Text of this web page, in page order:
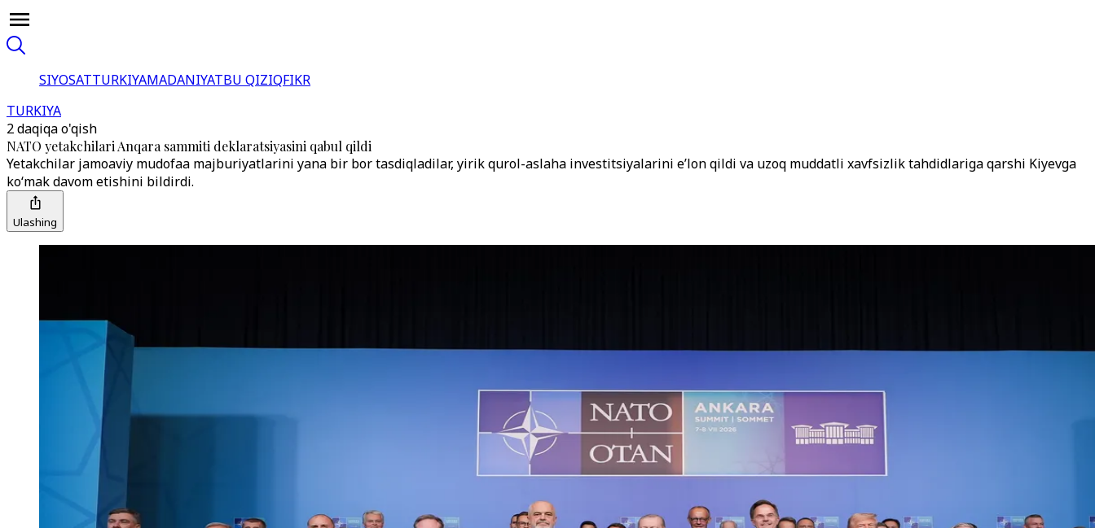
SIYOSATTURKIYAMADANIYATBU QIZIQFIKR
TURKIYA
2 daqiqa o'qish
NATO yetakchilari Anqara sammiti deklaratsiyasini qabul qildi
Yetakchilar jamoaviy mudofaa majburiyatlarini yana bir bor tasdiqladilar, yirik qurol-aslaha investitsiyalarini e’lon qildi va uzoq muddatli xavfsizlik tahdidlariga qarshi Kiyevga
ko‘mak davom etishini bildirdi.
Ulashing